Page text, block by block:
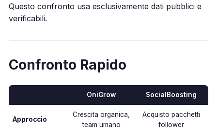
Questo confronto usa esclusivamente dati pubblici e
verificabili.
Confronto Rapido
OniGrow SocialBoosting
Approccio
Crescita organica,
team umano
Acquisto pacchetti
follower